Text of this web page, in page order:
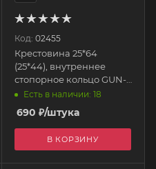
Код: 02455
Крестовина 25*64
(25*44), внутреннее
стопорное кольцо GUN-
27 GMB
Есть в наличии: 18
690 ₽/штука
В КОРЗИНУ